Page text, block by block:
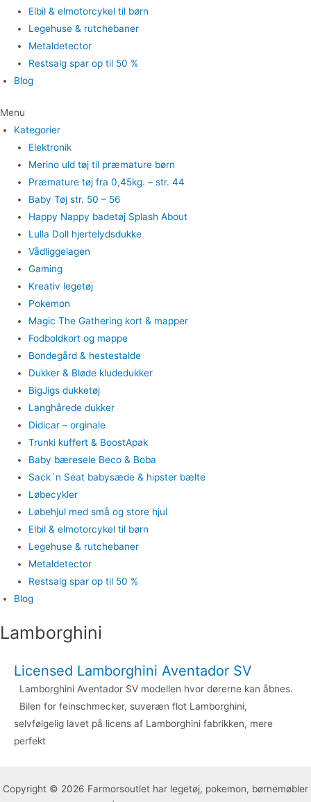
Elbil & elmotorcykel til børn
Legehuse & rutchebaner
Metaldetector
Restsalg spar op til 50 %
Blog
Menu
Kategorier
Elektronik
Merino uld tøj til præmature børn
Præmature tøj fra 0,45kg. – str. 44
Baby Tøj str. 50 – 56
Happy Nappy badetøj Splash About
Lulla Doll hjertelydsdukke
Vådliggelagen
Gaming
Kreativ legetøj
Pokemon
Magic The Gathering kort & mapper
Fodboldkort og mappe
Bondegård & hestestalde
Dukker & Bløde kludedukker
BigJigs dukketøj
Langhårede dukker
Didicar – orginale
Trunki kuffert & BoostApak
Baby bæresele Beco & Boba
Sack´n Seat babysæde & hipster bælte
Løbecykler
Løbehjul med små og store hjul
Elbil & elmotorcykel til børn
Legehuse & rutchebaner
Metaldetector
Restsalg spar op til 50 %
Blog
Lamborghini
Licensed Lamborghini Aventador SV
Lamborghini Aventador SV modellen hvor dørerne kan åbnes.
Bilen for feinschmecker, suveræn flot Lamborghini,
selvfølgelig lavet på licens af Lamborghini fabrikken, mere
perfekt
Copyright © 2026 Farmorsoutlet har legetøj, pokemon, børnemøbler